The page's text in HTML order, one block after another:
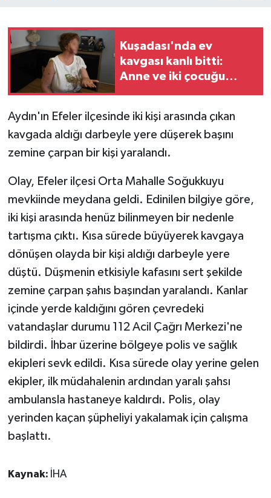
Kuşadası'nda ev
kavgası kanlı bitti:
Anne ve iki çocuğu
Aydın'ın Efeler ilçesinde iki kişi arasında çıkan
kavgada aldığı darbeyle yere düşerek başını
zemine çarpan bir kişi yaralandı.
Olay, Efeler ilçesi Orta Mahalle Soğukkuyu
mevkiinde meydana geldi. Edinilen bilgiye göre,
iki kişi arasında henüz bilinmeyen bir nedenle
tartışma çıktı. Kısa sürede büyüyerek kavgaya
dönüşen olayda bir kişi aldığı darbeyle yere
düştü. Düşmenin etkisiyle kafasını sert şekilde
zemine çarpan şahıs başından yaralandı. Kanlar
içinde yerde kaldığını gören çevredeki
vatandaşlar durumu 112 Acil Çağrı Merkezi'ne
bildirdi. İhbar üzerine bölgeye polis ve sağlık
ekipleri sevk edildi. Kısa sürede olay yerine gelen
ekipler, ilk müdahalenin ardından yaralı şahsı
ambulansla hastaneye kaldırdı. Polis, olay
yerinden kaçan şüpheliyi yakalamak için çalışma
başlattı.
Kaynak: İHA